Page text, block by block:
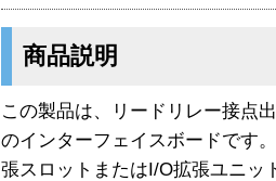
商品説明
この製品は、リードリレー接点
のインターフェイスボードです
張スロットまたはI/O拡張ユニッ